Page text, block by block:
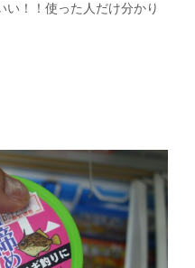
い！！使った人だけ分かり